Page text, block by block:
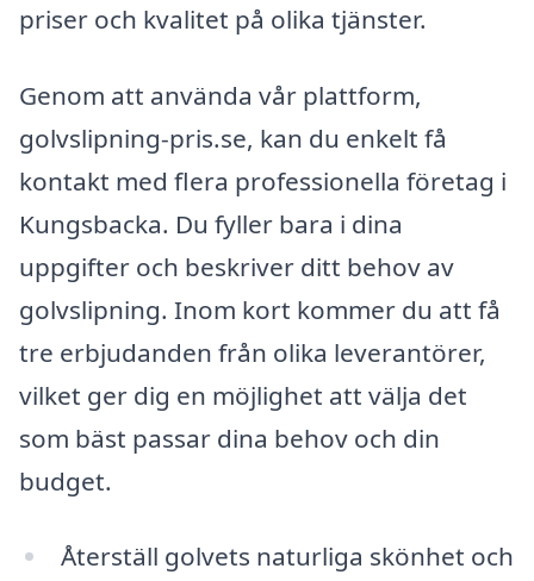
priser och kvalitet på olika tjänster.
Genom att använda vår plattform,
golvslipning-pris.se, kan du enkelt få
kontakt med flera professionella företag i
Kungsbacka. Du fyller bara i dina
uppgifter och beskriver ditt behov av
golvslipning. Inom kort kommer du att få
tre erbjudanden från olika leverantörer,
vilket ger dig en möjlighet att välja det
som bäst passar dina behov och din
budget.
Återställ golvets naturliga skönhet och